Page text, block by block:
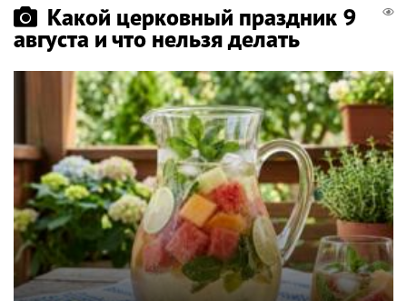
Какой церковный праздник 9
августа и что нельзя делать